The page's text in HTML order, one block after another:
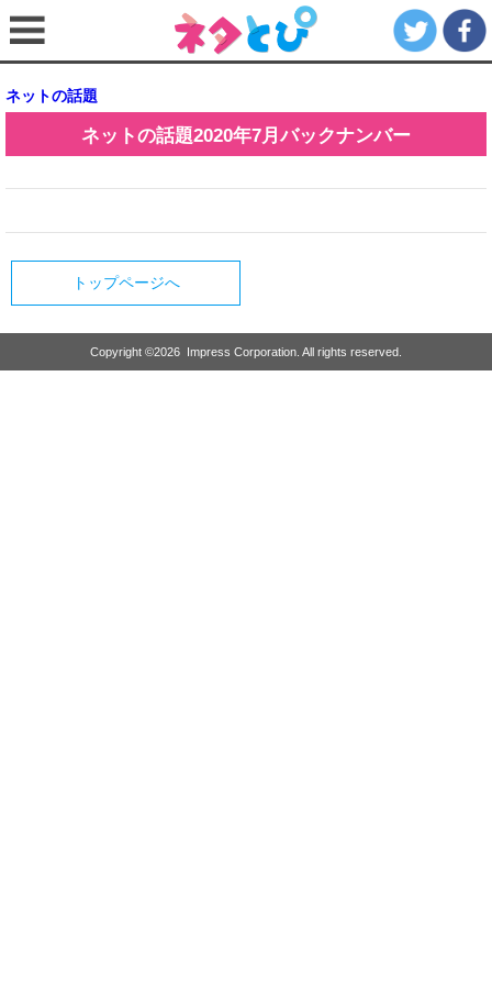
ネットの話題
ネットの話題2020年7月バックナンバー
トップページへ
Copyright ©2026 Impress Corporation. All rights reserved.